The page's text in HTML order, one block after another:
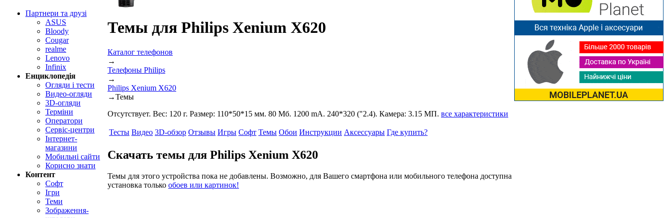
Партнери та друзі
ASUS
Bloody
Cougar
realme
Lenovo
Infinix
Енциклопедія
Огляди і тести
Видео-огляди
3D-огляди
Терміни
Оператори
Сервіс-центри
Інтернет-
магазини
Мобильні сайти
Корисно знати
Контент
Софт
Ігри
Теми
Зображення-
Темы для Philips Xenium X620
Каталог телефонов
→
Телефоны Philips
→
Philips Xenium X620
→Темы
Отсутствует. Вес: 120 г. Размер: 110*50*15 мм. 80 Мб. 1200 mA. 240*320 ("2.4). Камера: 3.15 МП. все характеристики
Тесты Видео 3D-обзор Отзывы Игры Софт Темы Обои Инструкции Аксессуары Где купить?
Скачать темы для Philips Xenium X620
Темы для этого устройства пока не добавлены. Возможно, для Вашего смартфона или мобильного телефона доступна
установка только обоев или картинок!